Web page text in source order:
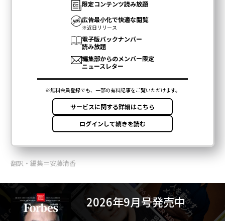
翻訳・編集＝安藤清香
2026年9月号発売中